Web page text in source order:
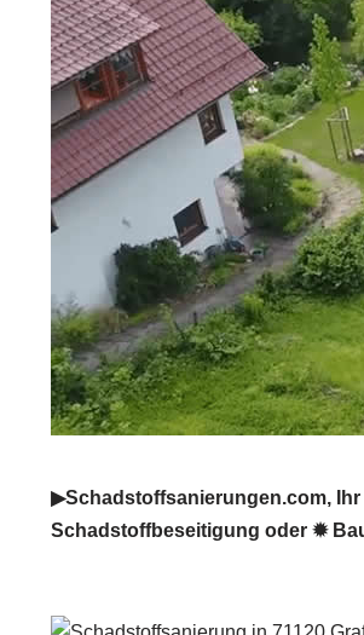
▶︎Schadstoffsanierungen.com,
Schadstoffbeseitigung oder ✹